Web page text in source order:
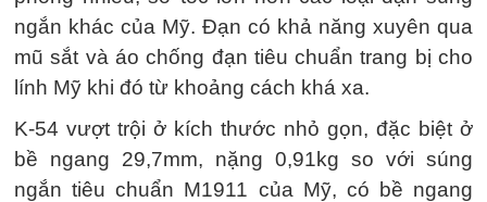
ngắn khác của Mỹ. Đạn có khả năng xuyên qua
mũ sắt và áo chống đạn tiêu chuẩn trang bị cho
lính Mỹ khi đó từ khoảng cách khá xa.
K-54 vượt trội ở kích thước nhỏ gọn, đặc biệt ở
bề ngang 29,7mm, nặng 0,91kg so với súng
ngắn tiêu chuẩn M1911 của Mỹ, có bề ngang